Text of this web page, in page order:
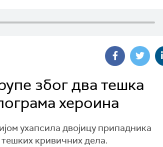
због два тешка
хероина
ухапсила двојицу припадника
кривичних дела.